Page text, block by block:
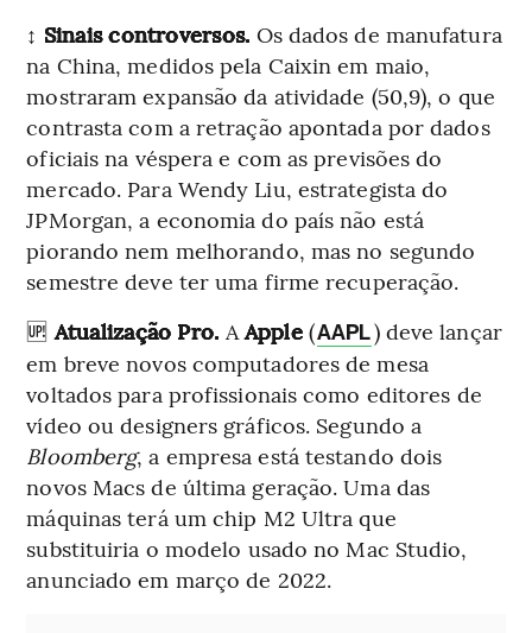
↕️ Sinais controversos. Os dados de manufatura
na China, medidos pela Caixin em maio,
mostraram expansão da atividade (50,9), o que
contrasta com a retração apontada por dados
oficiais na véspera e com as previsões do
mercado. Para Wendy Liu, estrategista do
JPMorgan, a economia do país não está
piorando nem melhorando, mas no segundo
semestre deve ter uma firme recuperação.
🆙Atualização Pro. AApple(AAPL) deve lançar
em breve novos computadores de mesa
voltados para profissionais como editores de
vídeo ou designers gráficos. Segundo a
Bloomberg, a empresa está testando dois
novos Macs de última geração. Uma das
máquinas terá um chip M2 Ultra que
substituiria o modelo usado no Mac Studio,
anunciado em março de 2022.